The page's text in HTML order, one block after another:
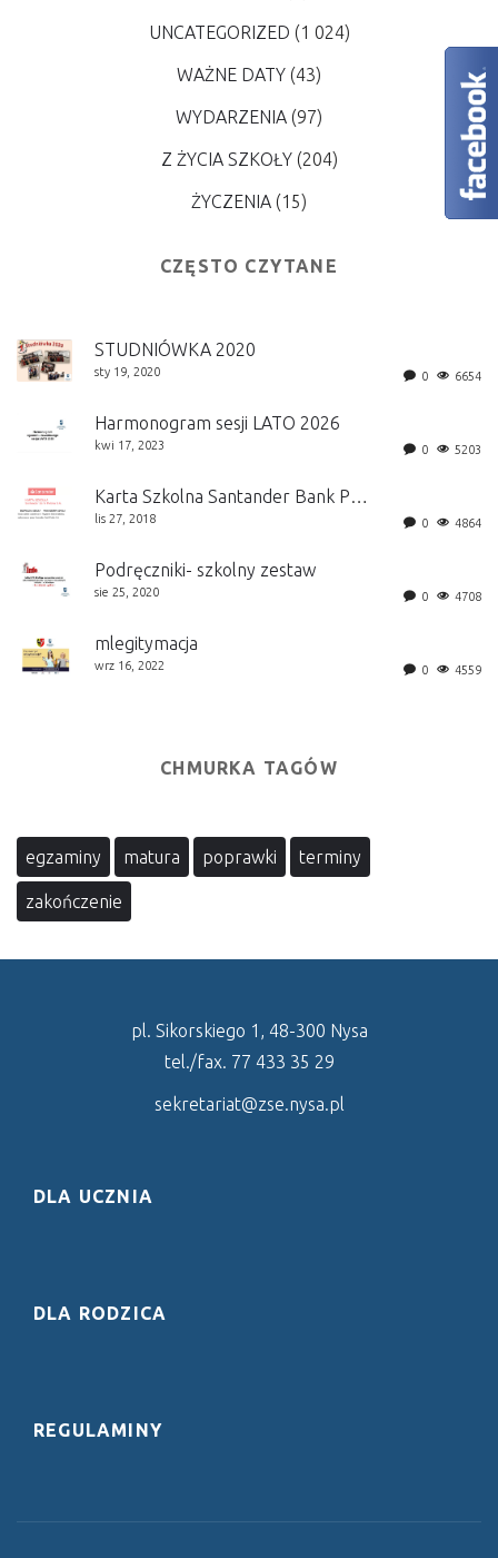
UNCATEGORIZED (1 024)
WAŻNE DATY (43)
WYDARZENIA (97)
Z ŻYCIA SZKOŁY(204)
ŻYCZENIA (15)
CZĘSTO CZYTANE
STUDNIÓWKA 2020
sty 19, 2020 0 6654
Harmonogram sesji LATO 2026
kwi 17, 2023 0 5203
Karta Szkolna Santander Bank Polska S.A.
lis 27, 2018 0 4864
Podręczniki- szkolny zestaw
sie 25, 2020 0 4708
mlegitymacja
wrz 16, 2022 0 4559
CHMURKA TAGÓW
egzaminy matura poprawki terminy
zakończenie
pl. Sikorskiego 1, 48-300 Nysa
tel./fax. 77 433 35 29
sekretariat@zse.nysa.pl
DLA UCZNIA
DLA RODZICA
REGULAMINY